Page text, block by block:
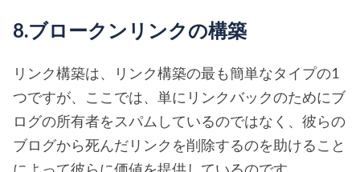
8.ブロークンリンクの構築
リンク構築は、リンク構築の最も簡単なタイプの1
つですが、ここでは、単にリンクバックのためにブ
ログの所有者をスパムしているのではなく、彼らの
ブログから死んだリンクを削除するのを助けること